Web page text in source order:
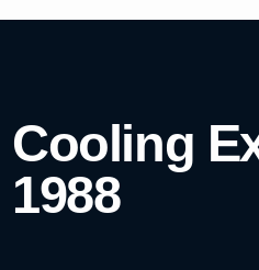
Cooling
1988